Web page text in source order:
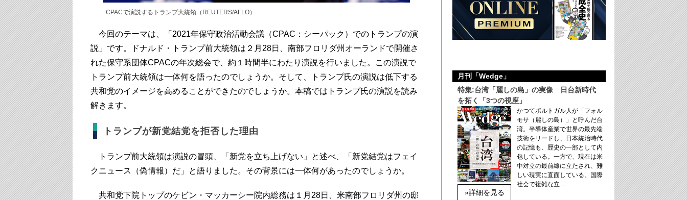
CPACで演説するトランプ大統領（REUTERS/AFLO）
今回のテーマは、「2021年保守政治活動会議（CPAC：シーパック）でのトランプの演
説」です。ドナルド・トランプ前大統領は２月28日、南部フロリダ州オーランドで開催さ
れた保守系団体CPACの年次総会で、約１時間半にわたり演説を行いました。この演説で
トランプ前大統領は一体何を語ったのでしょうか。そして、トランプ氏の演説は低下する
共和党のイメージを高めることができたのでしょうか。本稿ではトランプ氏の演説を読み
解きます。
トランプが新党結党を拒否した理由
トランプ前大統領は演説の冒頭、「新党を立ち上げない」と述べ、「新党結党はフェイ
クニュース（偽情報）だ」と語りました。その背景には一体何があったのでしょうか。
共和党下院トップのケビン・マッカーシー院内総務は１月28日、米南部フロリダ州の邸
月刊「Wedge」
特集:台湾「麗しの島」の実像 日台新時代
を拓く「3つの視座」
»詳細を見る
かつてポルトガル人が「フォル
モサ（麗しの島）」と呼んだ台
湾。半導体産業で世界の最先端
技術をリードし、日本統治時代
の記憶も、歴史の一部として内
包している。一方で、現在は米
中対立の最前線に立たされ、難
しい現実に直面している。国際
社会で複雑な立…